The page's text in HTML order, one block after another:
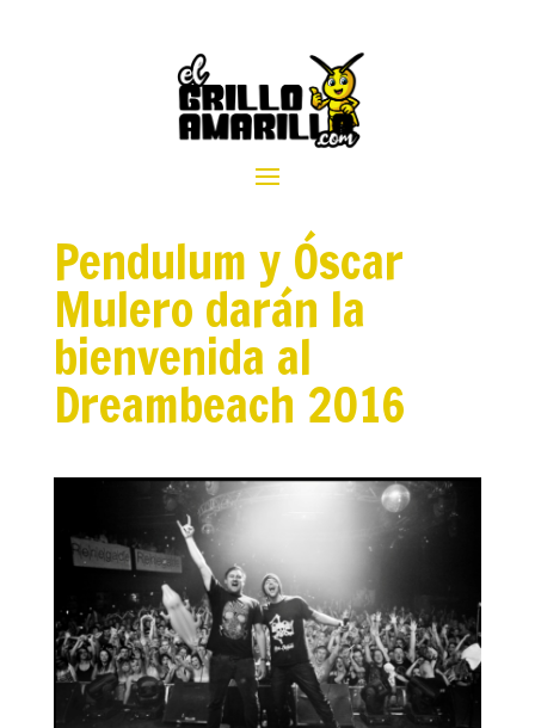
Pendulum y Óscar
Mulero darán la
bienvenida al
Dreambeach 2016